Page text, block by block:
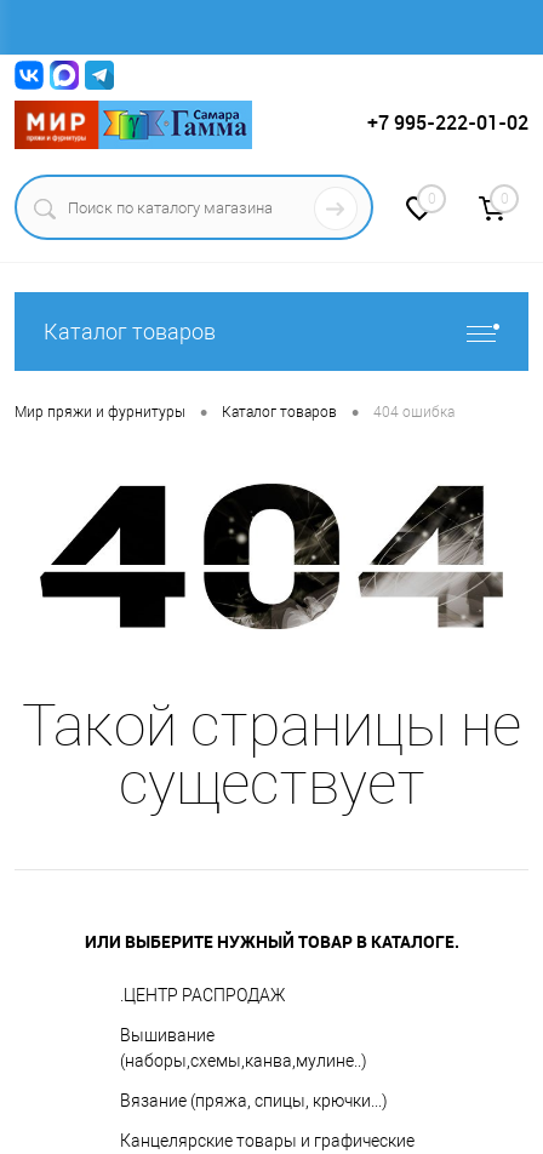
+7 995-222-01-02
0 0
Каталог товаров
Мир пряжи и фурнитуры • Каталог товаров • 404 ошибка
Такой страницы не
существует
ИЛИ ВЫБЕРИТЕ НУЖНЫЙ ТОВАР В КАТАЛОГЕ.
.ЦЕНТР РАСПРОДАЖ
Вышивание
(наборы,схемы,канва,мулине..)
Вязание (пряжа, спицы, крючки...)
Канцелярские товары и графические